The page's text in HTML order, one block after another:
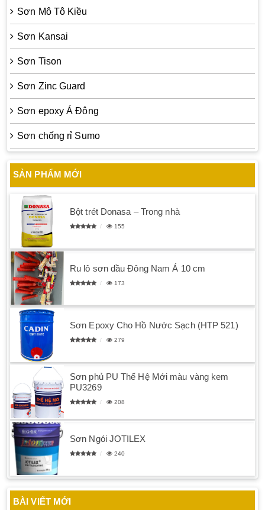
Sơn Mô Tô Kiều
Sơn Kansai
Sơn Tison
Sơn Zinc Guard
Sơn epoxy Á Đông
Sơn chống rỉ Sumo
SẢN PHẨM MỚI
Bột trét Donasa – Trong nhà
155
Ru lô sơn dầu Đông Nam Á 10 cm
173
Sơn Epoxy Cho Hồ Nước Sạch (HTP 521)
279
Sơn phủ PU Thế Hệ Mới màu vàng kem
PU3269
208
Sơn Ngói JOTILEX
240
BÀI VIẾT MỚI